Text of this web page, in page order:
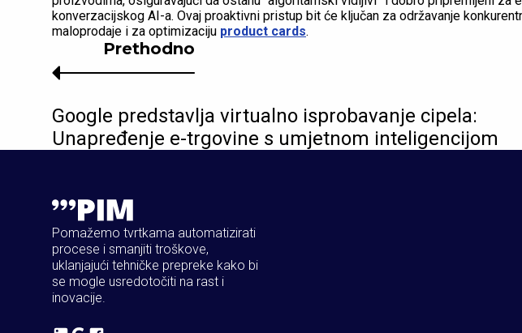
konverzacijskog AI-a. Ovaj proaktivni pristup bit će ključan za održavanje
maloprodaje i za optimizaciju product cards.
Prethodno
Google predstavlja virtualno isprobavanje cipela:
Unapređenje e-trgovine s umjetnom inteligencijom
Pomažemo tvrtkama automatizirati
procese i smanjiti troškove,
uklanjajući tehničke prepreke kako bi
se mogle usredotočiti na rast i
inovacije.